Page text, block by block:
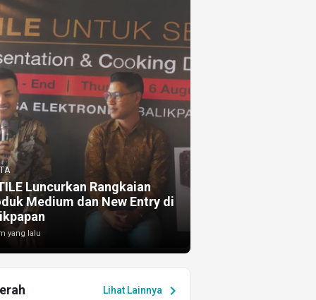
Luncurkan Rangkaian
Medium dan New Entry di
yang lalu
Lihat Lainnya chevron_right